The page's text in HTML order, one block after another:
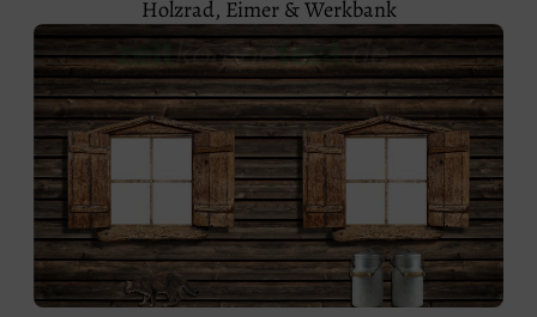
Holzrad, Eimer & Werkbank